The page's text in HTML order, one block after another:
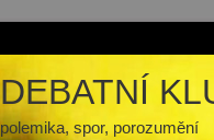
DEBATNÍ
polemika, spor, porozumění